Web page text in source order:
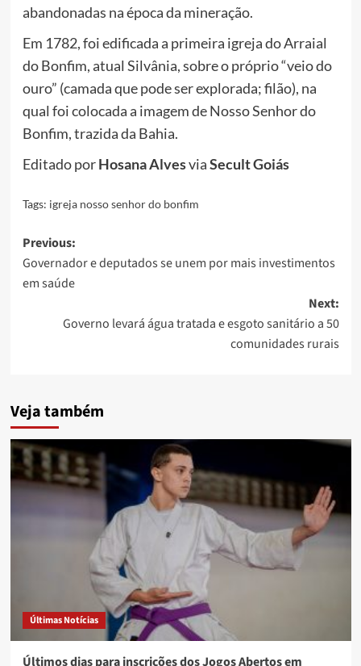
abandonadas na época da mineração.
Em 1782, foi edificada a primeira igreja do Arraial
do Bonfim, atual Silvânia, sobre o próprio “veio do
ouro” (camada que pode ser explorada; filão), na
qual foi colocada a imagem de Nosso Senhor do
Bonfim, trazida da Bahia.
Editado porHosana AlvesviaSecult Goiás
Tags: igreja nosso senhor do bonfim
Post
navigation
Previous:
Governador e deputados se unem por mais investimentos
em saúde
Next:
Governo levará água tratada e esgoto sanitário a 50
comunidades rurais
Veja também
Últimas Notícias
Últimos dias para inscrições dos Jogos Abertos em